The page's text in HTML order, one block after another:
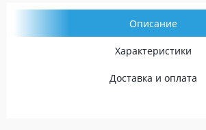
Описание
Характеристики
Доставка и оплата